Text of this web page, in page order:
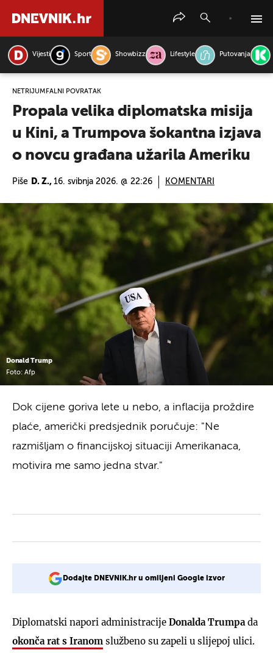
Vijesti Sport Showbizz Lifestyle Putovanja
NETRIJUMFALNI POVRATAK
Propala velika diplomatska misija
u Kini, a Trumpova šokantna izjava
o novcu građana užarila Ameriku
Piše D. Z., 16. svibnja 2026. @ 22:26 KOMENTARI
Donald Trump
Foto: Afp
Dok cijene goriva lete u nebo, a inflacija proždire
plaće, američki predsjednik poručuje: "Ne
razmišljam o financijskoj situaciji Amerikanaca,
motivira me samo jedna stvar."
Dodajte DNEVNIK.hr u omiljeni Google izvor
Diplomatski napori administracije Donalda Trumpa da
okonča rat s Iranom službeno su zapeli u slijepoj ulici.
PRETRAŽITE VIJESTI